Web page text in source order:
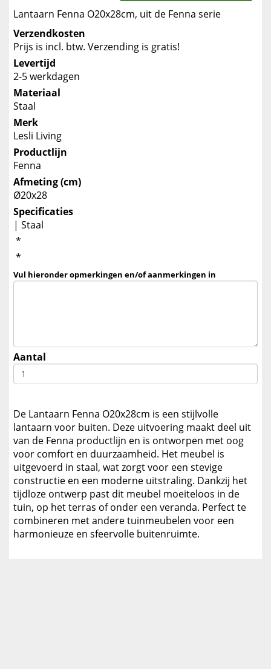
Lantaarn Fenna O20x28cm, uit de Fenna serie
Verzendkosten
Prijs is incl. btw. Verzending is gratis!
Levertijd
2-5 werkdagen
Materiaal
Staal
Merk
Lesli Living
Productlijn
Fenna
Afmeting (cm)
Ø20x28
Specificaties
| Staal
*
*
Vul hieronder opmerkingen en/of aanmerkingen in
Aantal
De Lantaarn Fenna O20x28cm is een stijlvolle
lantaarn voor buiten. Deze uitvoering maakt deel uit
van de Fenna productlijn en is ontworpen met oog
voor comfort en duurzaamheid. Het meubel is
uitgevoerd in staal, wat zorgt voor een stevige
constructie en een moderne uitstraling. Dankzij het
tijdloze ontwerp past dit meubel moeiteloos in de
tuin, op het terras of onder een veranda. Perfect te
combineren met andere tuinmeubelen voor een
harmonieuze en sfeervolle buitenruimte.